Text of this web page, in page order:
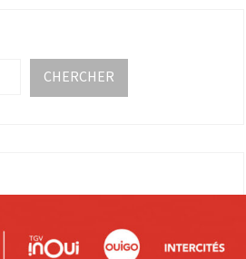
CHERCHER